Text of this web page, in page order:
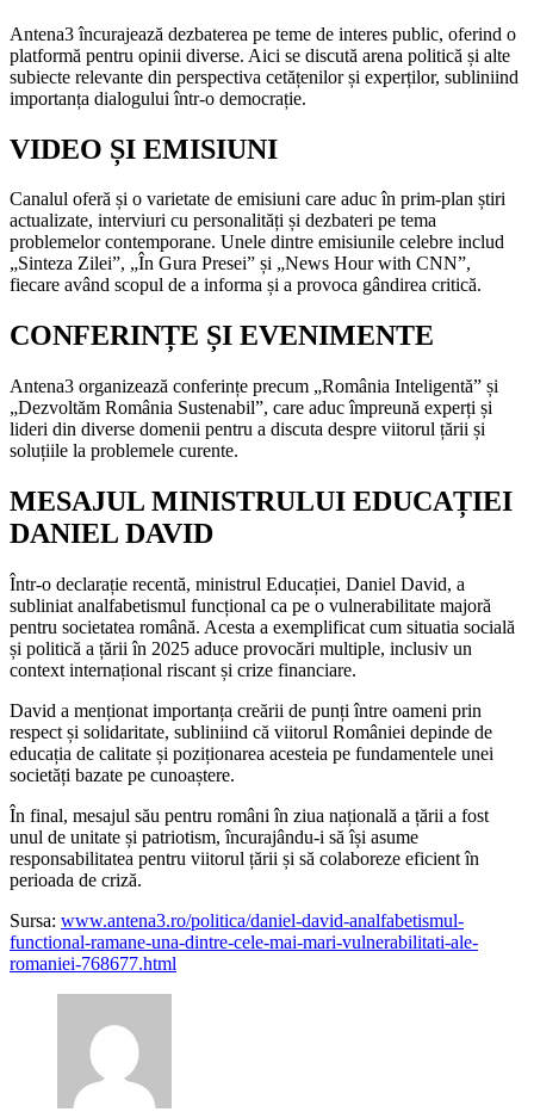
Antena3 încurajează dezbaterea pe teme de interes public, oferind o
platformă pentru opinii diverse. Aici se discută arena politică și alte
subiecte relevante din perspectiva cetățenilor și experților, subliniind
importanța dialogului într-o democrație.
VIDEO ȘI EMISIUNI
Canalul oferă și o varietate de emisiuni care aduc în prim-plan știri
actualizate, interviuri cu personalități și dezbateri pe tema
problemelor contemporane. Unele dintre emisiunile celebre includ
„Sinteza Zilei”, „În Gura Presei” și „News Hour with CNN”,
fiecare având scopul de a informa și a provoca gândirea critică.
CONFERINȚE ȘI EVENIMENTE
Antena3 organizează conferințe precum „România Inteligentă” și
„Dezvoltăm România Sustenabil”, care aduc împreună experți și
lideri din diverse domenii pentru a discuta despre viitorul țării și
soluțiile la problemele curente.
MESAJUL MINISTRULUI EDUCAȚIEI
DANIEL DAVID
Într-o declarație recentă, ministrul Educației, Daniel David, a
subliniat analfabetismul funcțional ca pe o vulnerabilitate majoră
pentru societatea română. Acesta a exemplificat cum situatia socială
și politică a țării în 2025 aduce provocări multiple, inclusiv un
context internațional riscant și crize financiare.
David a menționat importanța creării de punți între oameni prin
respect și solidaritate, subliniind că viitorul României depinde de
educația de calitate și poziționarea acesteia pe fundamentele unei
societăți bazate pe cunoaștere.
În final, mesajul său pentru români în ziua națională a țării a fost
unul de unitate și patriotism, încurajându-i să își asume
responsabilitatea pentru viitorul țării și să colaboreze eficient în
perioada de criză.
Sursa: www.antena3.ro/politica/daniel-david-analfabetismul-
functional-ramane-una-dintre-cele-mai-mari-vulnerabilitati-ale-
romaniei-768677.html